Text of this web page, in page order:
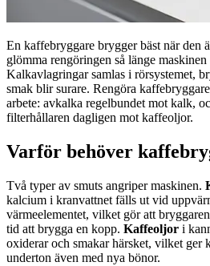
En kaffebryggare brygger bäst när den
glömma rengöringen så länge
Kalkavlagringar samlas i rörsystemet,
smak blir surare. Rengöra
arbete: avkalka regelbundet mot kalk,
filterhållaren dagligen mot kaffeoljor.
Varför behöver
Två typer av smuts angriper maskinen.
kalcium i kranvattnet fälls ut vid
värmeelementet, vilket gör att
tid att brygga en kopp. Kaffeoljor i
oxiderar och smakar härsket, vilket ger
underton även med nya bönor.